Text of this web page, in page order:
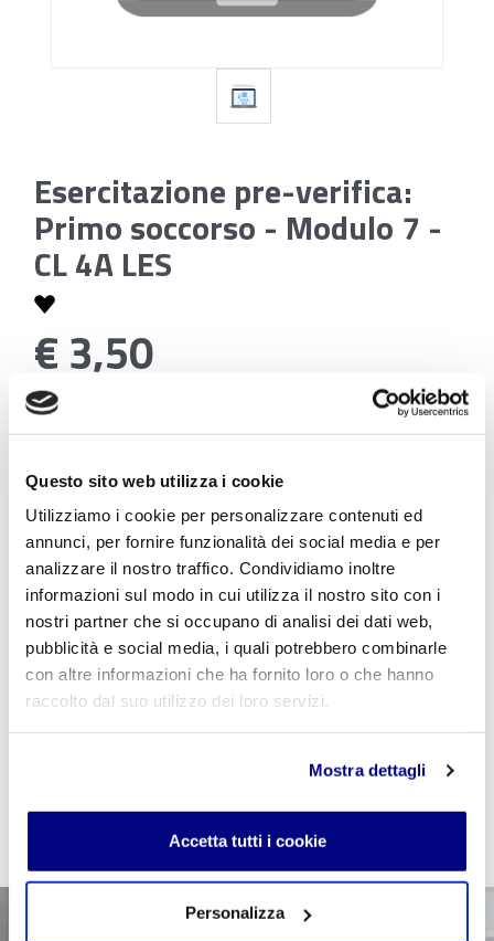
Questo sito web utilizza i cookie
Utilizziamo i cookie per personalizzare contenuti ed
annunci, per fornire funzionalità dei social media e per
analizzare il nostro traffico. Condividiamo inoltre
informazioni sul modo in cui utilizza il nostro sito con i
nostri partner che si occupano di analisi dei dati web,
pubblicità e social media, i quali potrebbero combinarle
con altre informazioni che ha fornito loro o che hanno
raccolto dal suo utilizzo dei loro servizi.
Mostra dettagli
Accetta tutti i cookie
Personalizza
Esercitazione pre-verifica:
Primo soccorso - Modulo 7 -
CL 4A LES
€ 3,50
Codice:
Esercitazione pre-verifica: Primo soccorso -
Se sei studente della scuola utilizza il coupon
"CPVIDEOPILLOLA" in fase di checkout per azzerare
il costo della VideoPillola